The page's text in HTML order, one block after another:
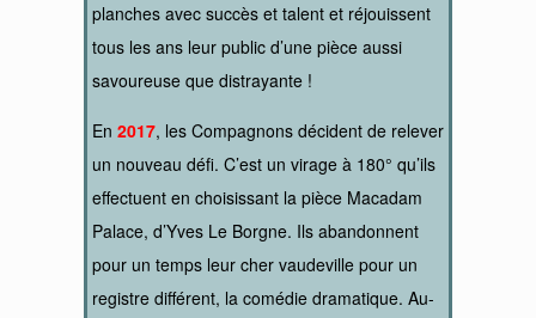
planches avec succès et talent et réjouissent
tous les ans leur public d’une pièce aussi
savoureuse que distrayante !
En 2017, les Compagnons décident de relever
un nouveau défi. C’est un virage à 180° qu’ils
effectuent en choisissant la pièce Macadam
Palace, d’Yves Le Borgne. Ils abandonnent
pour un temps leur cher vaudeville pour un
registre différent, la comédie dramatique. Au-